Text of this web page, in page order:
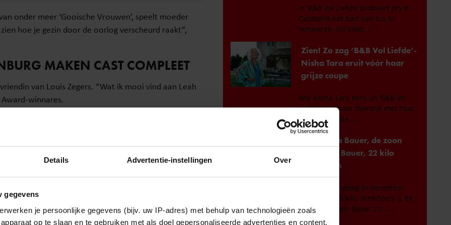
Details Advertentie-instellingen Over
gegevens
je persoonlijke gegevens (bijv. uw IP-adres) met behulp van technologieën zoals
op te slaan en te gebruiken met als doel gepersonaliseerde advertenties en content,
onder meer ‘Gooische Vrouwen’, speelt moeder
hoe je gezin door de oorlog verscheurd raakt”,
MAKEN CAST COMPLEET
van Louis Zegers. “Wat ik mooi vind aan Leah
winnares.
Oranje’, gaat de rol van Louis spelen. “Het verhaal
aldus Joep.
SUCCES